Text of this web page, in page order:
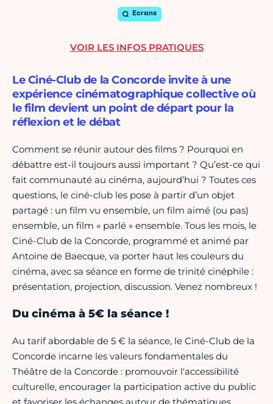
Ecrans
Le Ciné-Club de la Concorde invite à une
expérience cinématographique collective où
le film devient un point de départ pour la
réflexion et le débat
Comment se réunir autour des films ? Pourquoi en
débattre est-il toujours aussi important ? Qu’est-ce qui
fait communauté au cinéma, aujourd’hui ? Toutes ces
questions, le ciné-club les pose à partir d’un objet
partagé : un film vu ensemble, un film aimé (ou pas)
ensemble, un film « parlé » ensemble. Tous les mois, le
Ciné-Club de la Concorde, programmé et animé par
Antoine de Baecque, va porter haut les couleurs du
cinéma, avec sa séance en forme de trinité cinéphile :
présentation, projection, discussion. Venez nombreux !
Du cinéma à 5€ la séance !
​Au tarif abordable de 5 € la séance, le Ciné-Club de la
Concorde incarne les valeurs fondamentales du
Théâtre de la Concorde : promouvoir l'accessibilité
culturelle, encourager la participation active du public
VOIR LES INFOS PRATIQUES